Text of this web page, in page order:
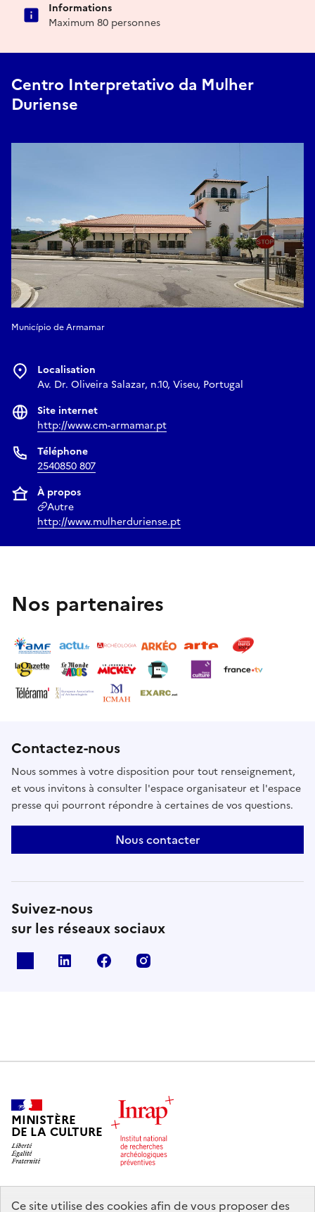
Ce site utilise des cookies afin de vous proposer des
Informations
Maximum 80 personnes
Centro Interpretativo da Mulher
Duriense
Município de Armamar
Localisation
Av. Dr. Oliveira Salazar, n.10, Viseu, Portugal
Site internet
http://www.cm-armamar.pt
Téléphone
2540850 807
À propos
Autre
http://www.mulherduriense.pt
Nos partenaires
Contactez-nous
Nous sommes à votre disposition pour tout renseignement,
et vous invitons à consulter l'espace organisateur et l'espace
presse qui pourront répondre à certaines de vos questions.
Nous contacter
Suivez-nous
sur les réseaux sociaux
Linkedin Facebook
MINISTÈRE
DE LA CULTURE